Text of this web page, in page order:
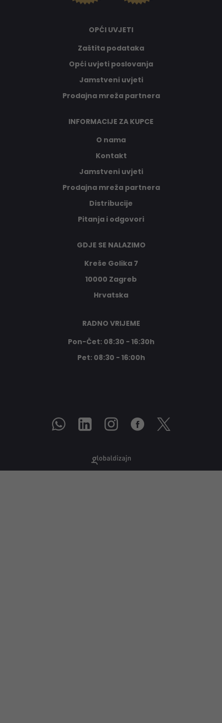
OPĆI UVJETI
Zaštita podataka
Opći uvjeti poslovanja
Jamstveni uvjeti
Prodajna mreža partnera
INFORMACIJE ZA KUPCE
O nama
Kontakt
Jamstveni uvjeti
Prodajna mreža partnera
Distribucije
Pitanja i odgovori
GDJE SE NALAZIMO
Kreše Golika 7
10000 Zagreb
Hrvatska
RADNO VRIJEME
Pon-Čet: 08:30 - 16:30h
Pet: 08:30 - 16:00h